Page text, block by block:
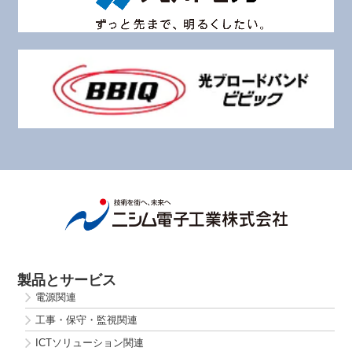
製品とサービス
電源関連
工事・保守・監視関連
ICTソリューション関連